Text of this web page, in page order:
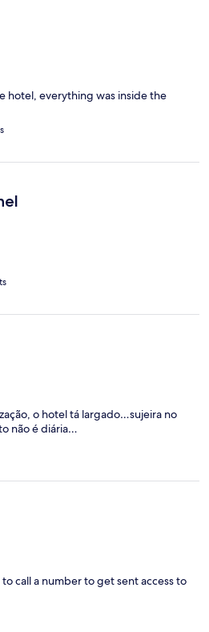
hotel, everything was inside the
o hotel tá largado…sujeira no
não é diária…
call a number to get sent access to